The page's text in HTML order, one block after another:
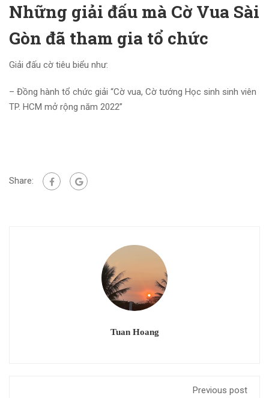
Những giải đấu mà Cờ Vua Sài
Gòn đã tham gia tổ chức
Giải đấu cờ tiêu biểu như:
– Đồng hành tổ chức giải “Cờ vua, Cờ tướng Học sinh sinh viên
TP. HCM mở rộng năm 2022”
Share:
Tuan Hoang
Previous post